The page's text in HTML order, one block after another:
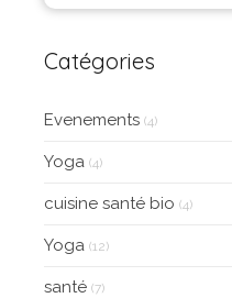
Catégories
Evenements (4)
Yoga (4)
cuisine santé bio (4)
Yoga (12)
santé (7)